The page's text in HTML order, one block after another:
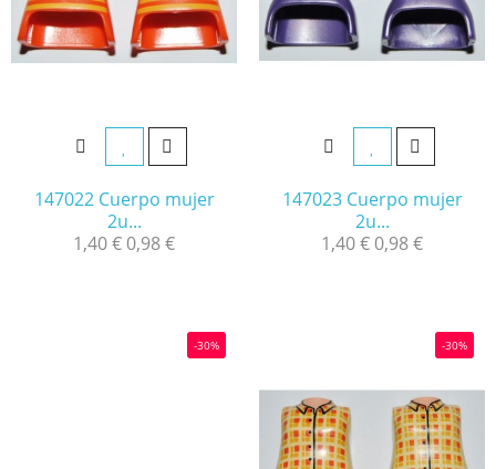
147022 Cuerpo mujer
2u...
1,40 € 0,98 €
147023 Cuerpo mujer
2u...
1,40 € 0,98 €
-30% -30%